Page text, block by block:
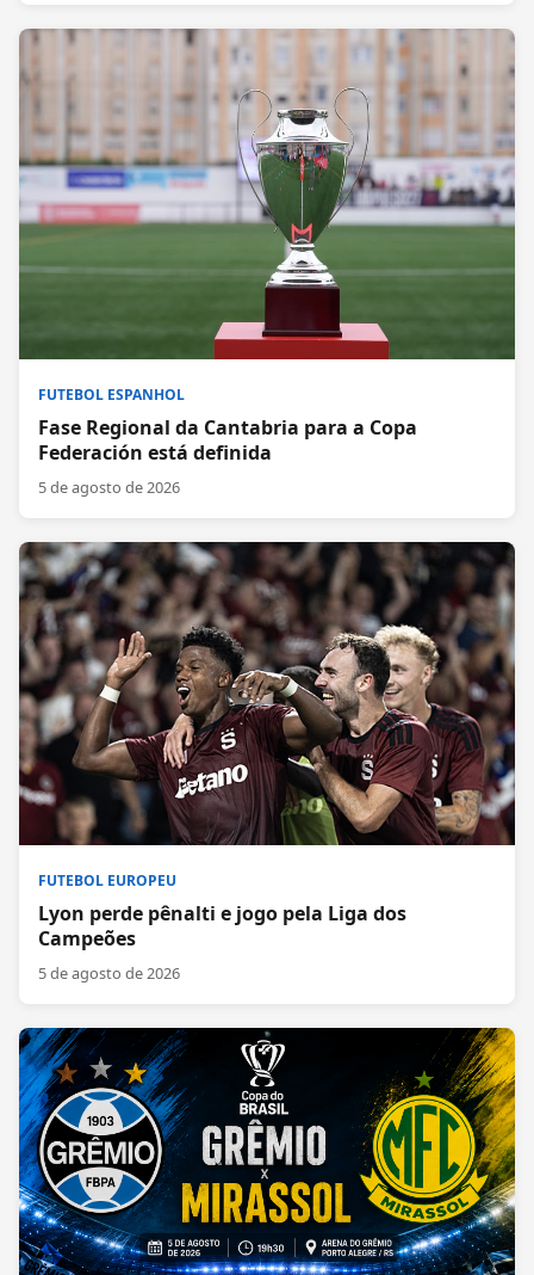
FUTEBOL ESPANHOL
Fase Regional da Cantabria para a Copa
Federación está definida
5 de agosto de 2026
FUTEBOL EUROPEU
Lyon perde pênalti e jogo pela Liga dos
Campeões
5 de agosto de 2026